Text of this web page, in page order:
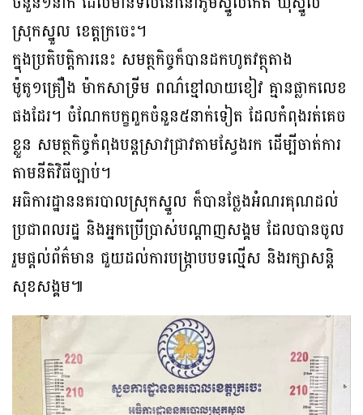
ស្រុកស្នួល ខេត្តក្រចេះ។
ក្នុងប្រតិបត្តិការនេះ សមត្ថកិច្ចក៏បានដកហូតវត្ថុតាង
ម៉ូតូ១គ្រឿង ម៉ាកសាទ្រីម ពណ៌ខ្មៅលាយខៀវ គ្មានផ្លាកលេខ
ផងដែរ។ ចំណែកបក្ខពួកចំនួន៥នាក់ទៀត ដែលកំពុងរត់គេច
ខ្លួន សមត្ថកិច្ចកំពុងបន្តស្រាវជ្រាវតាមស្វែងរក ដើម្បីចាត់ការ
តាមនីតិវិធីច្បាប់។
អធិការដ្ឋាននគរបាលស្រុកស្នួល ក៏បានថ្លែងអំណរគុណដល់
ប្រជាពលរដ្ឋ និងអ្នកប្រើប្រាស់បណ្ដាញសង្គម ដែលបានចូល
រួមផ្តល់ព័ត៌មាន ជួយដល់ការបង្ក្រាបបទល្មើស និងរក្សាសន្តិ
សុខសង្គម៕